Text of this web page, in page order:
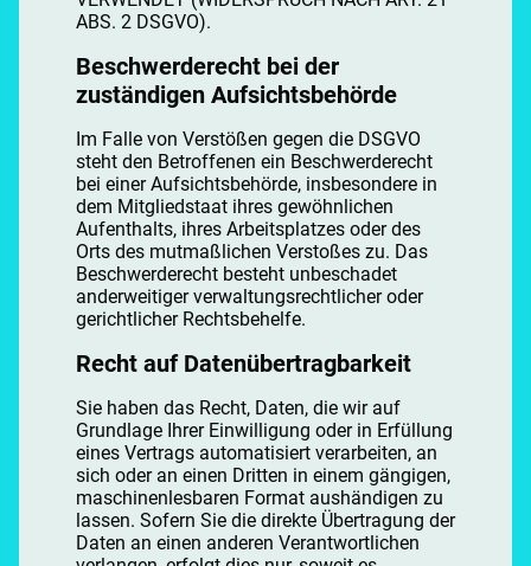
ABS. 2 DSGVO).
Beschwerderecht bei der
zuständigen Aufsichtsbehörde
Im Falle von Verstößen gegen die DSGVO
steht den Betroffenen ein Beschwerderecht
bei einer Aufsichtsbehörde, insbesondere in
dem Mitgliedstaat ihres gewöhnlichen
Aufenthalts, ihres Arbeitsplatzes oder des
Orts des mutmaßlichen Verstoßes zu. Das
Beschwerderecht besteht unbeschadet
anderweitiger verwaltungsrechtlicher oder
gerichtlicher Rechtsbehelfe.
Recht auf Datenübertragbarkeit
Sie haben das Recht, Daten, die wir auf
Grundlage Ihrer Einwilligung oder in Erfüllung
eines Vertrags automatisiert verarbeiten, an
sich oder an einen Dritten in einem gängigen,
maschinenlesbaren Format aushändigen zu
lassen. Sofern Sie die direkte Übertragung der
Daten an einen anderen Verantwortlichen